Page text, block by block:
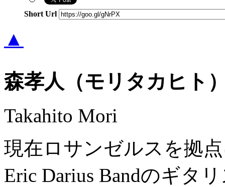
Short Url
▲
森孝人（モリタカヒト
Takahito Mori
現在ロサンゼルスを拠
Eric Darius Bandのギタ